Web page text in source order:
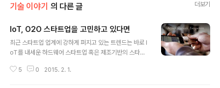
기술 이야기 의 다른 글 더보기
IoT, O2O 스타트업을 고민하고 있다면
최근 스타트업 업계에 강하게 퍼지고 있는 트렌드는 바로 I
oT를 내세운 하드웨어 스타트업 혹은 제조기반의 스타트
프라인의 온라인 진출을 뜻하는 O2O다. 이는 정부 창업
5 0 2015. 2. 1.